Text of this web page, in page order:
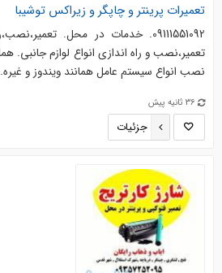
تعمیرات پرینتر و چاپگر و زیراکس توشیبا
09111551092. خدمات در محل.
تعمیر،نصب و راه اندازی انواع لوازم جانبی.
نصب انواع سیستم عامل همانند ویندوز و
36 ثانیه پیش
جزئیات